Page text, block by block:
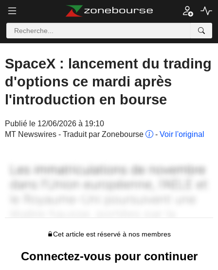
SpaceX : lancement du trading
d'options ce mardi après
l'introduction en bourse
Publié le 12/06/2026 à 19:10
MT Newswires - Traduit par Zonebourse
- Voir l'original
Cet article est réservé à nos membres
Connectez-vous pour continuer